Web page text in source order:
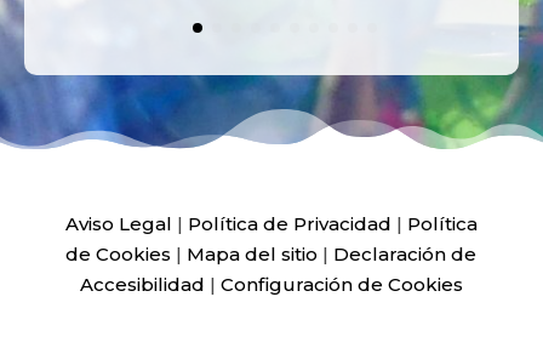
Aviso Legal | Política de Privacidad | Política
de Cookies | Mapa del sitio | Declaración de
Accesibilidad | Configuración de Cookies